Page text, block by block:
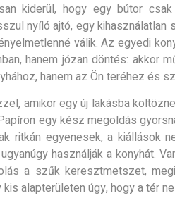
kiderül, hogy egy bútor
nyíló ajtó, egy kihasználatlan
válik. Az egyedi
hanem józan döntés: akkor
hanem az Ön teréhez és
amikor egy új lakásba
egy kész megoldás
ritkán egyenesek, a kiállások
használják a konyhát.
a szűk keresztmetszet,
alapterületen úgy, hogy a tér